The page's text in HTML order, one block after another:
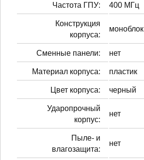
Частота ГПУ: 400 МГц
Конструкция
корпуса:
моноблок
Сменные панели: нет
Материал корпуса: пластик
Цвет корпуса: черный
Ударопрочный
корпус:
нет
Пыле- и
влагозащита:
нет